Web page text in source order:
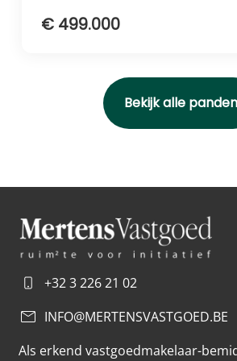
€ 499.000
Bekijk alle panden
+32 3 226 21 02
INFO@MERTENSVASTGOED.BE
Als erkend vastgoedmakelaar-